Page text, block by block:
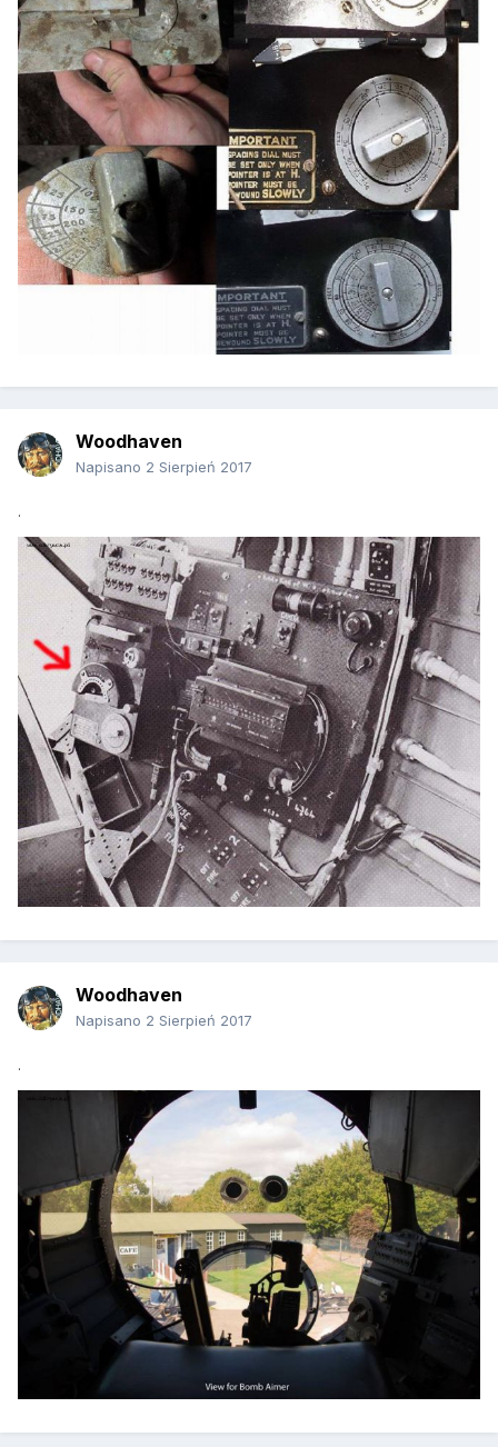
Woodhaven
Napisano 2 Sierpień 2017
.
Woodhaven
Napisano 2 Sierpień 2017
.